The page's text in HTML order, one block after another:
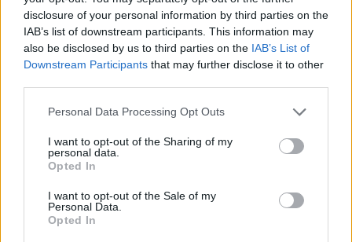
disclosure of your personal information by third parties on the
IAB’s list of downstream participants. This information may
also be disclosed by us to third parties on the IAB’s List of
Downstream Participants that may further disclose it to other
Personal Data Processing Opt Outs
I want to opt-out of the Sharing of my
personal data.
Opted In
I want to opt-out of the Sale of my
Personal Data.
Opted In
Weboldal:
http://www.nagyhazi.hu
Bemutatkozás: Magas színvonalú festmények és műtárgyak,
bútorok, szőnyegek, üveg, porcelán és ezüst tárgyak, ékszerek,
a tárgyfelvétel folyamatos.
GALÉRIA TOVÁBBI MŰTÁRGYAI